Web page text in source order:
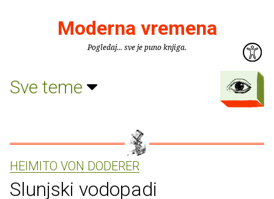
Moderna vremena
Pogledaj... sve je puno knjiga.
Sve teme
HEIMITO VON DODERER
Slunjski vodopadi